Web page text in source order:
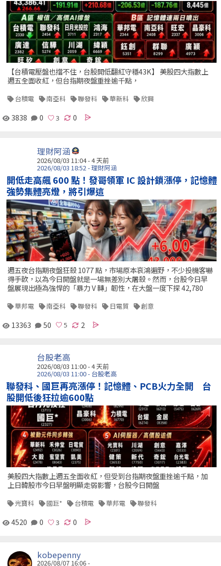
【台積電壓盤也擋不住，台股開低翻紅守穩43K】 美股四大指數上
週五全面收紅，但台指期夜盤重挫逾千點，
台積電 南亞科 聯發科 華新科 欣興
3838 0 0
理財阿涵
2026/08/03 11:04 - 4 天前
2026/08/03 18:52 - 理財阿涵
開低走高飆 600 點！發哥領軍 IC 設計鎖漲停，記憶體
強勢集體亮燈，將引爆這
週五夜台指期夜盤狂殺 1077 點，市場原本哀鴻遍野，不少投機客嚇
得手軟，以為今日開盤就是一場無差別大屠殺。然而，台股今日早
盤展現出極為強悍的「暴力 V 轉」韌性，在大盤一度下探 42,780
華邦電 南亞科 聯發科 日電貿 創意
13363 50 2
台股老高
2026/08/03 11:00 - 4 天前
2026/08/03 11:00 - 台股老高
聯發科、國巨再亮漲停！記憶體、PCB火力全開 台
股開低後狂拉逾600點
美股四大指數上週五全面收紅，但受到台指期夜盤重挫逾千點，加
上日韓股市今日早盤明顯走弱影響，台股今日開盤
光寶科 國巨* 台積電 華邦電 聯發科
4520 0 0
kobepenny
2026/08/07 16:06 -